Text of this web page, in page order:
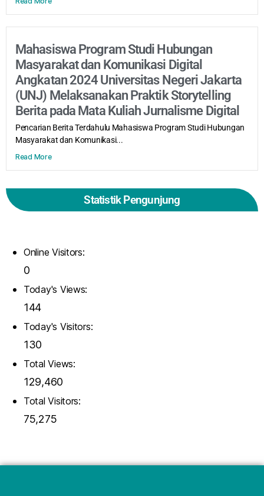
Mahasiswa Program Studi Hubungan
Masyarakat dan Komunikasi Digital
Angkatan 2024 Universitas Negeri Jakarta
(UNJ) Melaksanakan Praktik Storytelling
Berita pada Mata Kuliah Jurnalisme Digital
Pencarian Berita Terdahulu Mahasiswa Program Studi Hubungan
Masyarakat dan Komunikasi...
Read More
Statistik Pengunjung
Online Visitors:
0
Today's Views:
144
Today's Visitors:
130
Total Views:
129,460
Total Visitors:
75,275